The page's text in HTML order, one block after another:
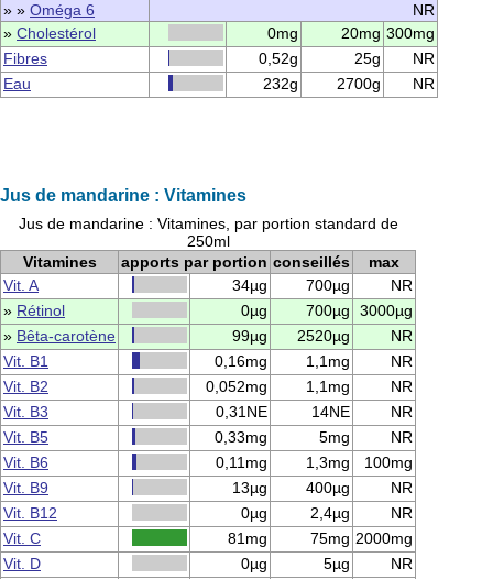
» » Oméga 6
NR
» Cholestérol 0mg 20mg 300mg
Fibres
0,52g 25g
NR
Eau
232g 2700g NR
Jus de mandarine : Vitamines
Jus de mandarine : Vitamines, par portion standard de
250ml
Vitamines
apports par portion conseillés
max
Vit. A
34µg 700µg
NR
» Rétinol 0µg 700µg
3000µg
» Bêta-carotène 99µg 2520µg
NR
Vit. B1
0,16mg 1,1mg
NR
Vit. B2
0,052mg 1,1mg
NR
Vit. B3
0,31NE 14NE
NR
Vit. B5
0,33mg 5mg
NR
Vit. B6
0,11mg 1,3mg
100mg
Vit. B9
13µg 400µg
NR
Vit. B12
0µg 2,4µg
NR
Vit. C
81mg 75mg 2000mg
Vit. D
0µg 5µg
NR